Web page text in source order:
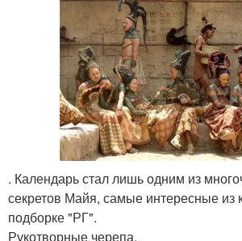
. Календарь стал лишь одним из
секретов Майя, самые интересные из
подборке "РГ".
Рукотворные черепа.